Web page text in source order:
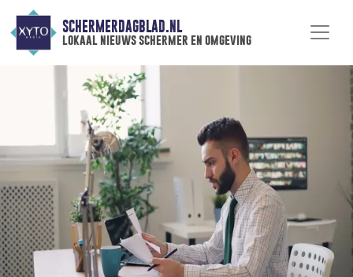
SCHERMERDAGBLAD.NL
lokaal nieuws schermer en omgeving